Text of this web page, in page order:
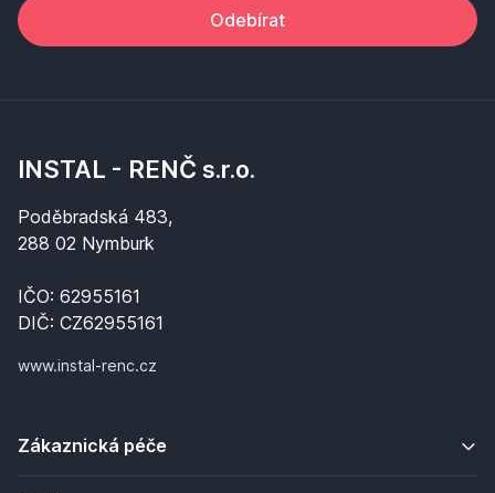
Odebírat
INSTAL - RENČ s.r.o.
Poděbradská 483,
288 02 Nymburk
IČO: 62955161
DIČ: CZ62955161
www.instal-renc.cz
Zákaznická péče